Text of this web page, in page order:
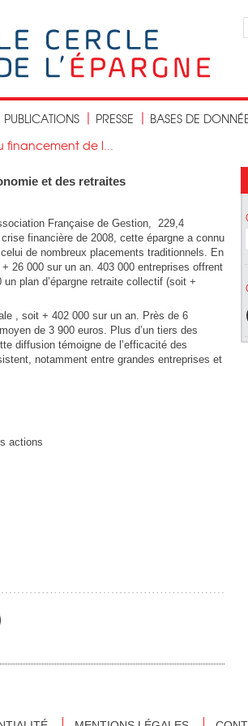
PUBLICATIONS PRESSE
BASES DE
financement de l...
et des retraites
Française de Gestion, 229,4
financière de 2008, cette épargne a connu
de nombreux placements traditionnels. En
26 000 sur un an. 403 000 entreprises offrent
plan d’épargne retraite collectif (soit +
, soit + 402 000 sur un an. Près de 6
de 3 900 euros. Plus d’un tiers des
diffusion témoigne de l’efficacité des
notamment entre grandes entreprises et
actions